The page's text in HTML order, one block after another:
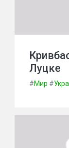
Луцке
#Мир #